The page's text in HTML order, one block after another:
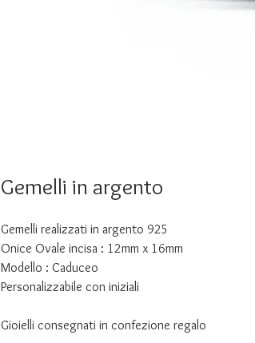
Gemelli in argento
Gemelli realizzati in argento 925
Onice Ovale incisa : 12mm x 16mm
Modello : Caduceo
Personalizzabile con iniziali
Gioielli consegnati in confezione regalo